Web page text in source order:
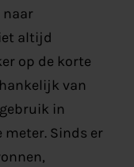
altijd
op de korte
van
in
Sinds er